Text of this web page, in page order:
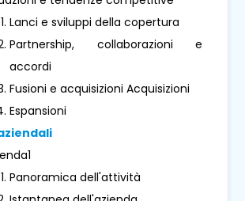
Lanci e sviluppi della copertura
Partnership, collaborazioni e
accordi
Fusioni e acquisizioni Acquisizioni
Espansioni
Panoramica dell'attività